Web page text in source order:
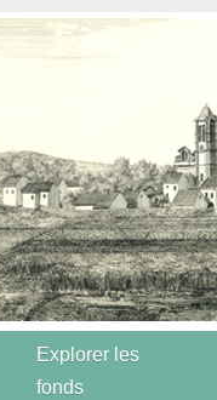
Explorer les
fonds